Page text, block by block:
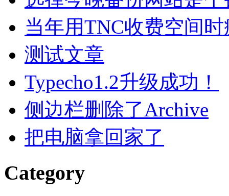
当年用TNC收费空间
测试文章
Typecho1.2升级成功！
侧边栏删除了Archive
把电脑拿回家了
Category